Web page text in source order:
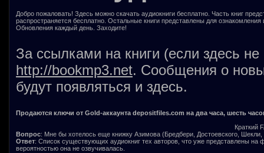
Добро пожаловать! Здесь можно скачать аудиокниги бесплатно. Часть книг
распространяется бесплатно. Остальные книги представлены для
Обновления каждый день. Заходите!
За ссылками на книги (если здесь
http://bookmp3.net. Сообщения о
будут появляться и здесь.
Продаются ключи от Gold-аккаунта depositfiles.com на два часа, шесть
Краткий
Вопрос: Мне бы хотелось еще книжку Азимова (Бредбери, Достоевского, Шекли,
Ответ: Список существующих аудиокниг тех авторов, что уже представлены на
вероятностью она не озвучивалась.